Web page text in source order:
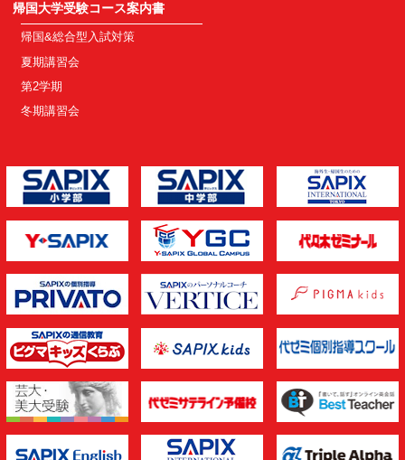
帰国大学受験コース案内書
帰国&総合型入試対策
夏期講習会
第2学期
冬期講習会